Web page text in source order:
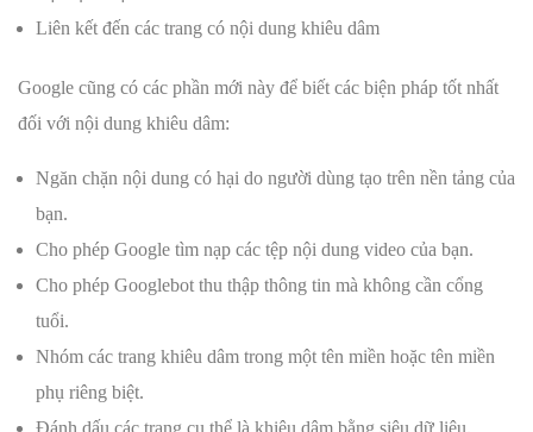
Liên kết đến các trang có nội dung khiêu dâm
Google cũng có các phần mới này để biết các biện pháp tốt nhất
đối với nội dung khiêu dâm:
Ngăn chặn nội dung có hại do người dùng tạo trên nền tảng của
bạn.
Cho phép Google tìm nạp các tệp nội dung video của bạn.
Cho phép Googlebot thu thập thông tin mà không cần cổng
tuổi.
Nhóm các trang khiêu dâm trong một tên miền hoặc tên miền
phụ riêng biệt.
Đánh dấu các trang cụ thể là khiêu dâm bằng siêu dữ liệu.